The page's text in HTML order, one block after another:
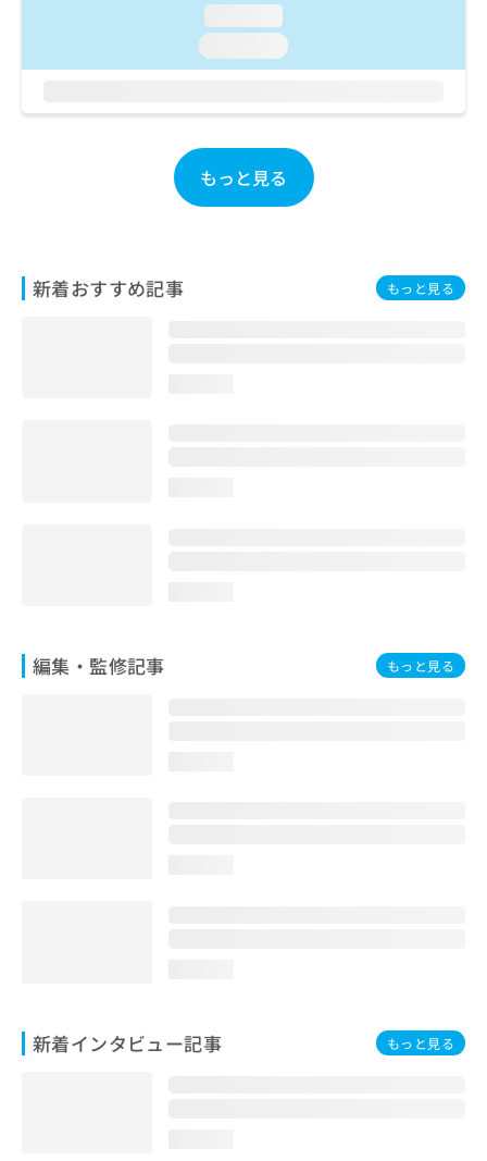
もっと見る
新着おすすめ記事 もっと見る
編集・監修記事 もっと見る
新着インタビュー記事 もっと見る